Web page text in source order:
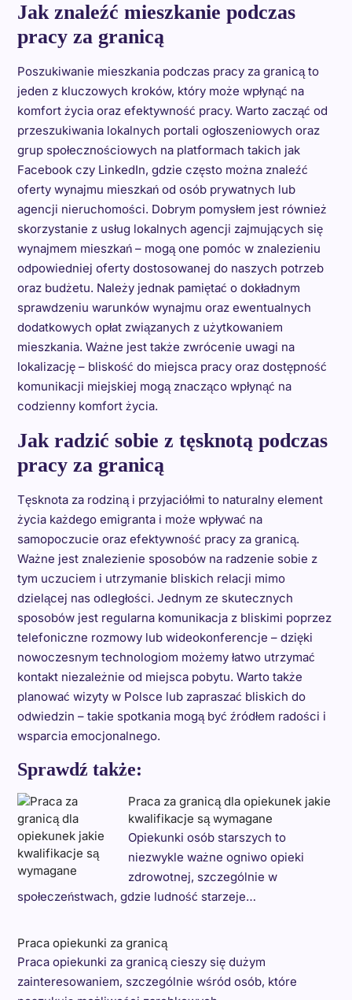
Jak znaleźć mieszkanie podczas
pracy za granicą
Poszukiwanie mieszkania podczas pracy za granicą to
jeden z kluczowych kroków, który może wpłynąć na
komfort życia oraz efektywność pracy. Warto zacząć od
przeszukiwania lokalnych portali ogłoszeniowych oraz
grup społecznościowych na platformach takich jak
Facebook czy LinkedIn, gdzie często można znaleźć
oferty wynajmu mieszkań od osób prywatnych lub
agencji nieruchomości. Dobrym pomysłem jest również
skorzystanie z usług lokalnych agencji zajmujących się
wynajmem mieszkań – mogą one pomóc w znalezieniu
odpowiedniej oferty dostosowanej do naszych potrzeb
oraz budżetu. Należy jednak pamiętać o dokładnym
sprawdzeniu warunków wynajmu oraz ewentualnych
dodatkowych opłat związanych z użytkowaniem
mieszkania. Ważne jest także zwrócenie uwagi na
lokalizację – bliskość do miejsca pracy oraz dostępność
komunikacji miejskiej mogą znacząco wpłynąć na
codzienny komfort życia.
Jak radzić sobie z tęsknotą podczas
pracy za granicą
Tęsknota za rodziną i przyjaciółmi to naturalny element
życia każdego emigranta i może wpływać na
samopoczucie oraz efektywność pracy za granicą.
Ważne jest znalezienie sposobów na radzenie sobie z
tym uczuciem i utrzymanie bliskich relacji mimo
dzielącej nas odległości. Jednym ze skutecznych
sposobów jest regularna komunikacja z bliskimi poprzez
telefoniczne rozmowy lub wideokonferencje – dzięki
nowoczesnym technologiom możemy łatwo utrzymać
kontakt niezależnie od miejsca pobytu. Warto także
planować wizyty w Polsce lub zapraszać bliskich do
odwiedzin – takie spotkania mogą być źródłem radości i
wsparcia emocjonalnego.
Sprawdź także:
Praca za granicą dla opiekunek jakie
kwalifikacje są wymagane
Opiekunki osób starszych to
niezwykle ważne ogniwo opieki
zdrowotnej, szczególnie w
społeczeństwach, gdzie ludność starzeje…
Praca opiekunki za granicą
Praca opiekunki za granicą cieszy się dużym
zainteresowaniem, szczególnie wśród osób, które